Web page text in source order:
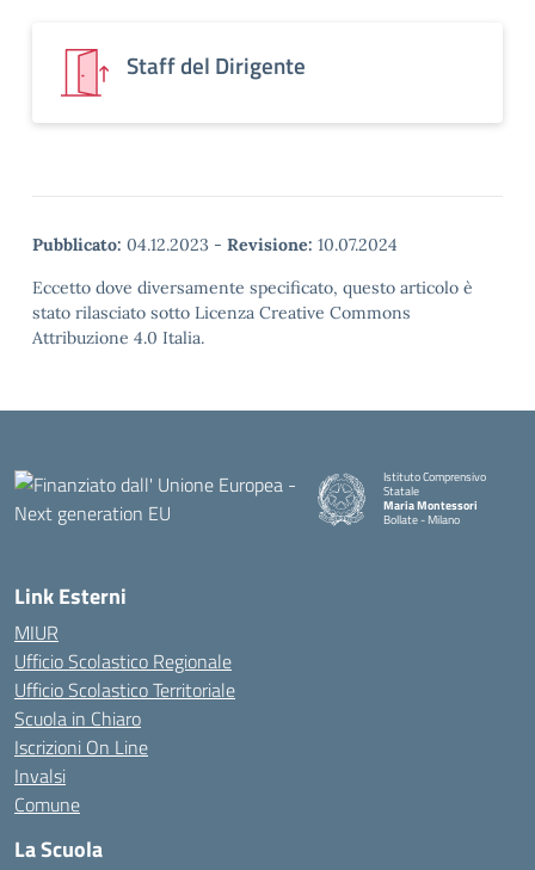
Staff del Dirigente
Pubblicato: 04.12.2023 - Revisione: 10.07.2024
Eccetto dove diversamente specificato, questo articolo è
stato rilasciato sotto Licenza Creative Commons
Attribuzione 4.0 Italia.
Istituto Comprensivo
Statale
Maria Montessori
Bollate - Milano
Link Esterni
MIUR
Ufficio Scolastico Regionale
Ufficio Scolastico Territoriale
Scuola in Chiaro
Iscrizioni On Line
Invalsi
Comune
La Scuola